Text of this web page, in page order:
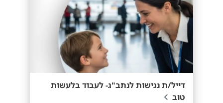
דייל/ת נגישות לנתב"ג- לעבוד בלעשות
טוב